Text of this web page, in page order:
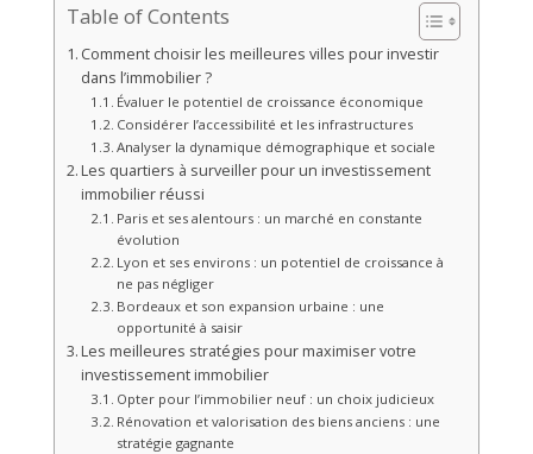
Table of Contents
Comment choisir les meilleures villes pour investir
dans l’immobilier ?
Évaluer le potentiel de croissance économique
Considérer l’accessibilité et les infrastructures
Analyser la dynamique démographique et sociale
Les quartiers à surveiller pour un investissement
immobilier réussi
Paris et ses alentours : un marché en constante
évolution
Lyon et ses environs : un potentiel de croissance à
ne pas négliger
Bordeaux et son expansion urbaine : une
opportunité à saisir
Les meilleures stratégies pour maximiser votre
investissement immobilier
Opter pour l’immobilier neuf : un choix judicieux
Rénovation et valorisation des biens anciens : une
stratégie gagnante